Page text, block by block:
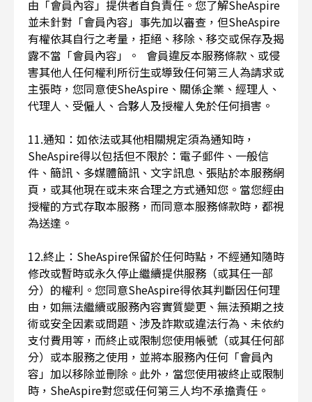
由「會員內容」提供者自負責任。您了解SheAspire
並未針對「會員內容」事先加以審查，但SheAspire
有權依其自行之考量，拒絕、移除、移交或保存及揭
露不當「會員內容」。 會員違反本服務條款、或侵
害其他人任何權利所衍生或導致任何第三人為請求或
主張時，您同意使SheAspire、關係企業、經理人、
代理人、受僱人、合夥人及授權人免於任何損害。
11.通知：如依法或其他相關規定須為通知時，
SheAspire得以包括但不限於：電子郵件、一般信
件、簡訊、多媒體簡訊、文字訊息、張貼於本服務網
頁，或其他現在或未來合理之方式通知您。當您經由
授權的方式存取本服務，而同意本服務條款時，都視
為送達。
12.終止：SheAspire保留於任何時點，不經通知隨時
修改或暫時或永久停止繼續提供服務（或其任一部
分）的權利。您同意SheAspire得依其判斷因任何理
由，如無法繼續或服務內容實質變更、無法預期之技
術或安全因素或問題、涉及詐欺或違法行為、未依約
支付費用等，而終止或限制您使用帳號（或其任何部
分）或本服務之使用，並將本服務內任何「會員內
容」加以移除並刪除。此外，當您使用被終止或限制
時，SheAspire對您或任何第三人均不承擔責任。